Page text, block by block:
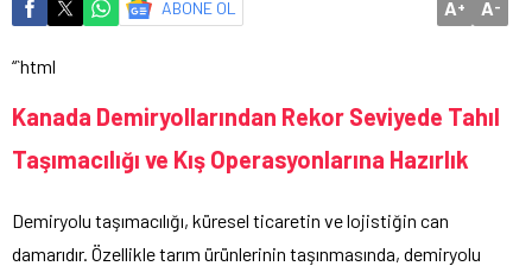
ABONE OL A+ A-
“`html
Kanada Demiryollarından Rekor Seviyede Tahıl
Taşımacılığı ve Kış Operasyonlarına Hazırlık
Demiryolu taşımacılığı, küresel ticaretin ve lojistiğin can
damarıdır. Özellikle tarım ürünlerinin taşınmasında, demiryolu